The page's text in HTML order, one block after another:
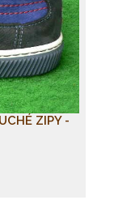
ZIPY -